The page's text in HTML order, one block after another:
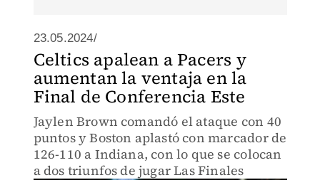
23.05.2024/
Celtics apalean a Pacers y
aumentan la ventaja en la
Final de Conferencia Este
Jaylen Brown comandó el ataque con 40
puntos y Boston aplastó con marcador de
126-110 a Indiana, con lo que se colocan
a dos triunfos de jugar Las Finales